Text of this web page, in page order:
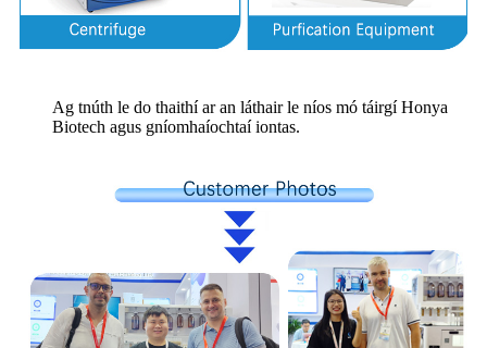
Ag tnúth le do thaithí ar an láthair le níos mó táirgí Honya
Biotech agus gníomhaíochtaí iontas.